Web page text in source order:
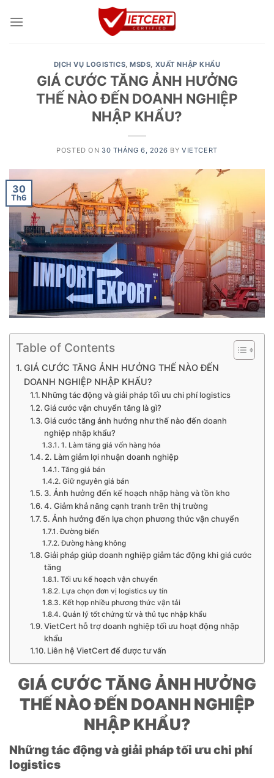
DỊCH VỤ LOGISTICS,MSDS, XUẤT NHẬP KHẨU
GIÁ CƯỚC TĂNG ẢNH HƯỞNG
THẾ NÀO ĐẾN DOANH NGHIỆP
NHẬP KHẨU?
POSTED ON 30 THÁNG 6, 2026 BYVIETCERT
30
Th6
Table of Contents
GIÁ CƯỚC TĂNG ẢNH HƯỞNG THẾ NÀO ĐẾN
DOANH NGHIỆP NHẬP KHẨU?
Những tác động và giải pháp tối ưu chi phí logistics
Giá cước vận chuyển tăng là gì?
Giá cước tăng ảnh hưởng như thế nào đến doanh
nghiệp nhập khẩu?
1. Làm tăng giá vốn hàng hóa
2. Làm giảm lợi nhuận doanh nghiệp
Tăng giá bán
Giữ nguyên giá bán
3. Ảnh hưởng đến kế hoạch nhập hàng và tồn kho
4. Giảm khả năng cạnh tranh trên thị trường
5. Ảnh hưởng đến lựa chọn phương thức vận chuyển
Đường biển
Đường hàng không
Giải pháp giúp doanh nghiệp giảm tác động khi giá cước
tăng
Tối ưu kế hoạch vận chuyển
Lựa chọn đơn vị logistics uy tín
Kết hợp nhiều phương thức vận tải
Quản lý tốt chứng từ và thủ tục nhập khẩu
VietCert hỗ trợ doanh nghiệp tối ưu hoạt động nhập
khẩu
Liên hệ VietCert để được tư vấn
GIÁ CƯỚC TĂNG ẢNH HƯỞNG
THẾ NÀO ĐẾN DOANH NGHIỆP
NHẬP KHẨU?
Những tác động và giải pháp tối ưu chi phí
logistics